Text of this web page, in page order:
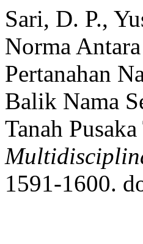
Sari, D. P.,
Norma
Pertanahan
Balik Nama
Tanah
1591-1600.